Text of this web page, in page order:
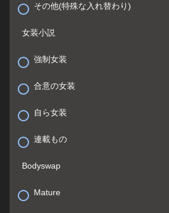
その他(特殊な入れ替わり)
女装小説
強制女装
合意の女装
自ら女装
連載もの
Bodyswap
Mature